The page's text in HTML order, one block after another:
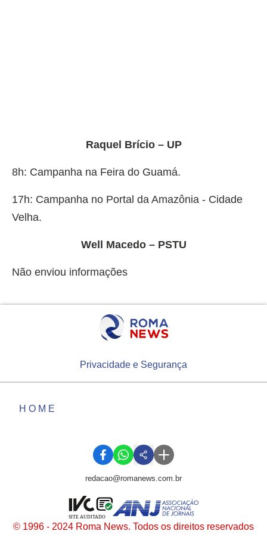
Raquel Brício – UP
8h: Campanha na Feira do Guamá.
17h: Campanha no Portal da Amazônia - Cidade
Velha.
Well Macedo – PSTU
Não enviou informações
Privacidade e Segurança
HOME
redacao@romanews.com.br
© 1996 - 2024 Roma News. Todos os direitos reservados
SITE AUDITADO